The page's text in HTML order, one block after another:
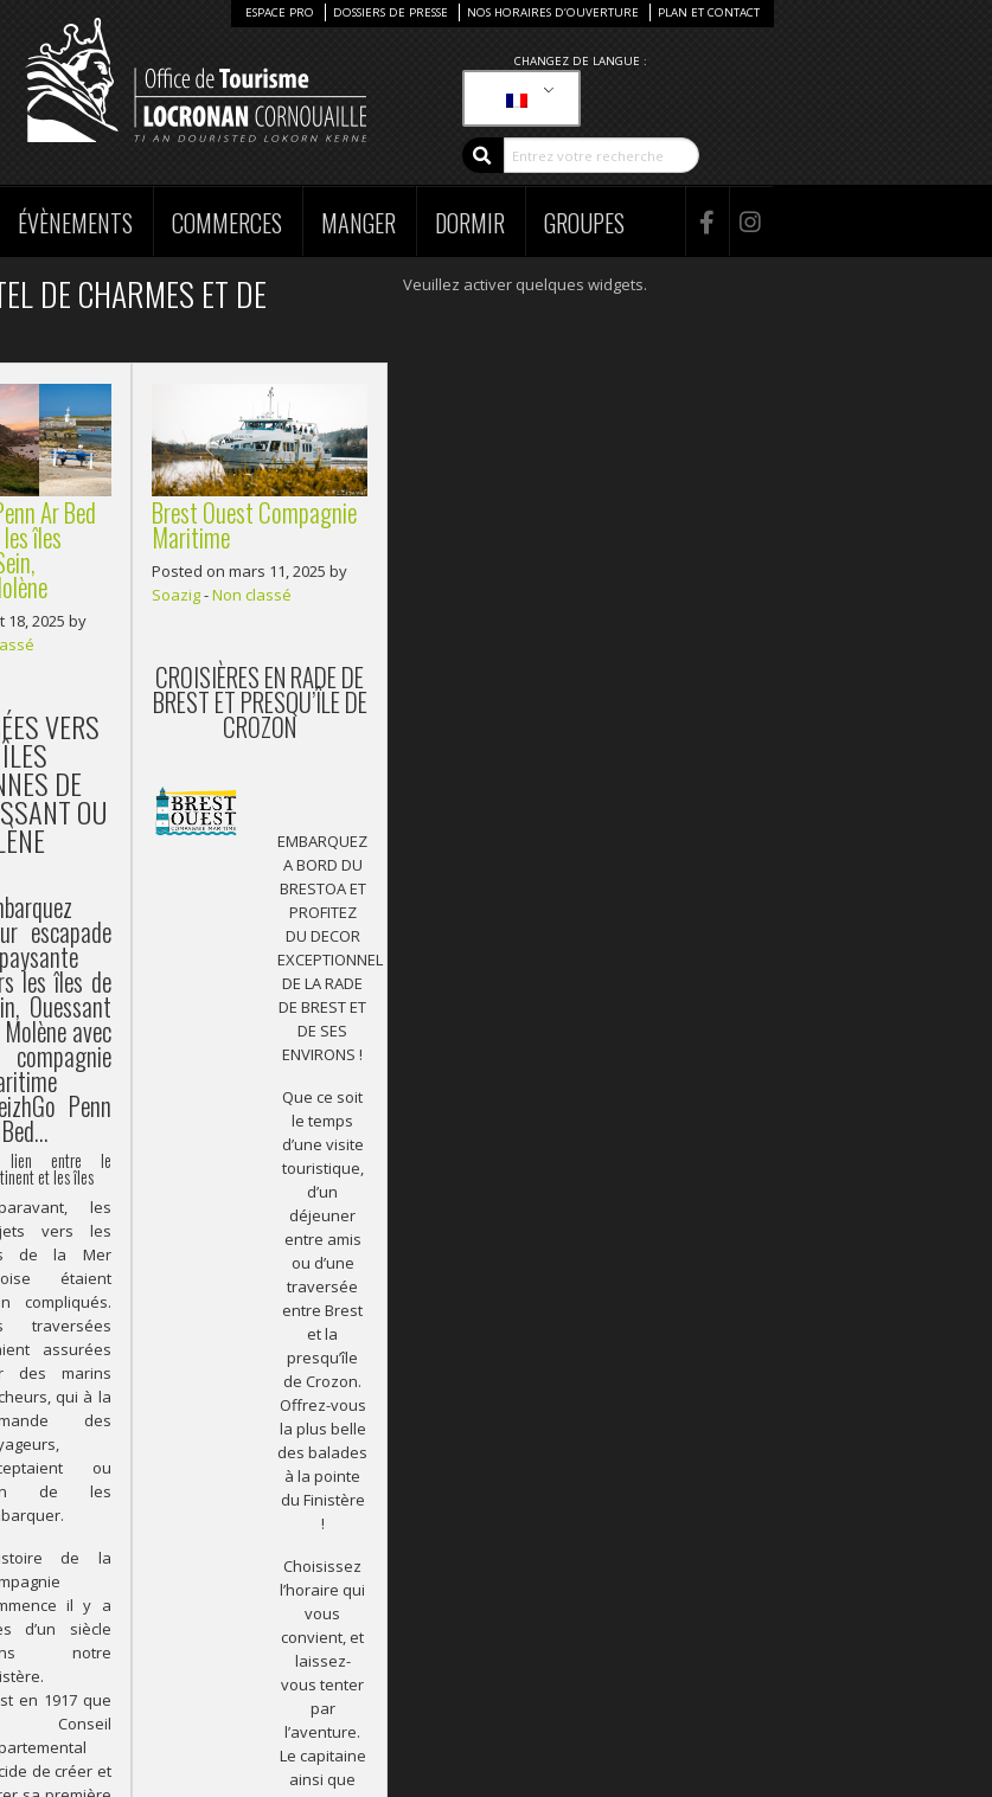
CHANGEZ DE LANGUE :
ESPACE PRO DOSSIERS DE PRESSE NOS HORAIRES D’OUVERTURE PLAN ET CONTACT
ÉVÈNEMENTS COMMERCES MANGER DORMIR GROUPES
DE CHARMES ET DE
Ar Bed
îles
2025 by
VERS
DE
OU
escapade
les îles de
Ouessant
avec
Penn
lien entre le
et les îles
les
vers les
de la Mer
étaient
compliqués.
traversées
assurées
des marins
qui à la
des
ou
de les
de la
il y a
d’un siècle
notre
en 1917 que
Conseil
de créer et
Brest Ouest Compagnie
Maritime
Posted on mars 11, 2025 by
Soazig-Non classé
CROISIÈRES EN RADE DE
BREST ET PRESQU’ÎLE DE
CROZON
EMBARQUEZ
A BORD DU
BRESTOA ET
PROFITEZ
DU DECOR
EXCEPTIONNEL
DE LA RADE
DE BREST ET
DE SES
ENVIRONS !
Que ce soit
le temps
d’une visite
touristique,
d’un
déjeuner
entre amis
ou d’une
traversée
entre Brest
et la
presqu’île
de Crozon.
Offrez-vous
la plus belle
des balades
à la pointe
du Finistère
!
Choisissez
l’horaire qui
vous
convient, et
laissez-
vous tenter
par
l’aventure.
Le capitaine
ainsi que
Veuillez activer quelques widgets.